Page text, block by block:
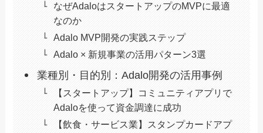
なぜAdaloはスタートアップのMVPに最適
なのか
Adalo MVP開発の実践ステップ
Adalo × 新規事業の活用パターン3選
業種別・目的別：Adalo開発の活用事例
【スタートアップ】コミュニティアプリで
Adaloを使って資金調達に成功
【飲食・サービス業】スタンプカードアプ